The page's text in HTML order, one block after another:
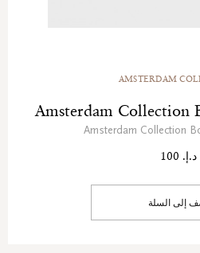
AMSTERDAM
Amsterdam Collection
Amsterdam Collection
د.إ. 100
إلى السلة